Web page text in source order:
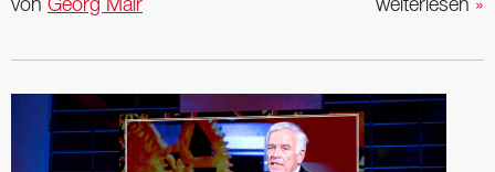
weiterlesen »
von Georg Mair